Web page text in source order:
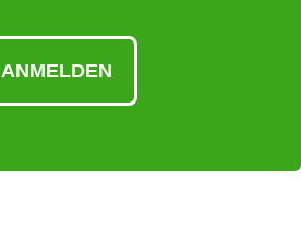
ANMELDEN